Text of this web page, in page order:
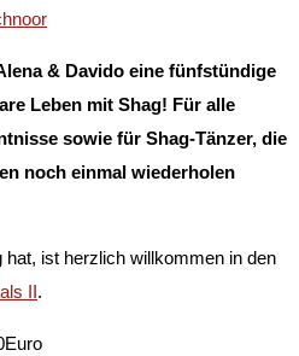
& Davido eine fünfstündige
Leben mit Shag! Für alle
sowie für Shag-Tänzer, die
noch einmal wiederholen
ist herzlich willkommen in den
II .